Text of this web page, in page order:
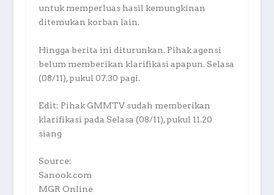
untuk memperluas hasil kemungkinan
ditemukan korban lain.
Hingga berita ini diturunkan. Pihak agensi
belum memberikan klarifikasi apapun. Selasa
(08/11), pukul 07.30 pagi.
Edit: Pihak GMMTV sudah memberikan
klarifikasi pada Selasa (08/11), pukul 11.20
siang
Source:
Sanook.com
MGR Online